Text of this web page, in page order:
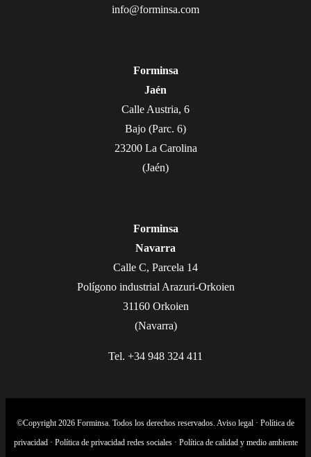
info@forminsa.com
Forminsa
Jaén
Calle Austria, 6
Bajo (Parc. 6)
23200 La Carolina
(Jaén)
Forminsa
Navarra
Calle C, Parcela 14
Polígono industrial Arazuri-Orkoien
31160 Orkoien
(Navarra)
Tel. +34 948 324 411
©Copyright 2026 Forminsa. Todos los derechos reservados. Aviso legal · Política de
privacidad· Política de privacidad redes sociales· Política de calidad y medio ambiente